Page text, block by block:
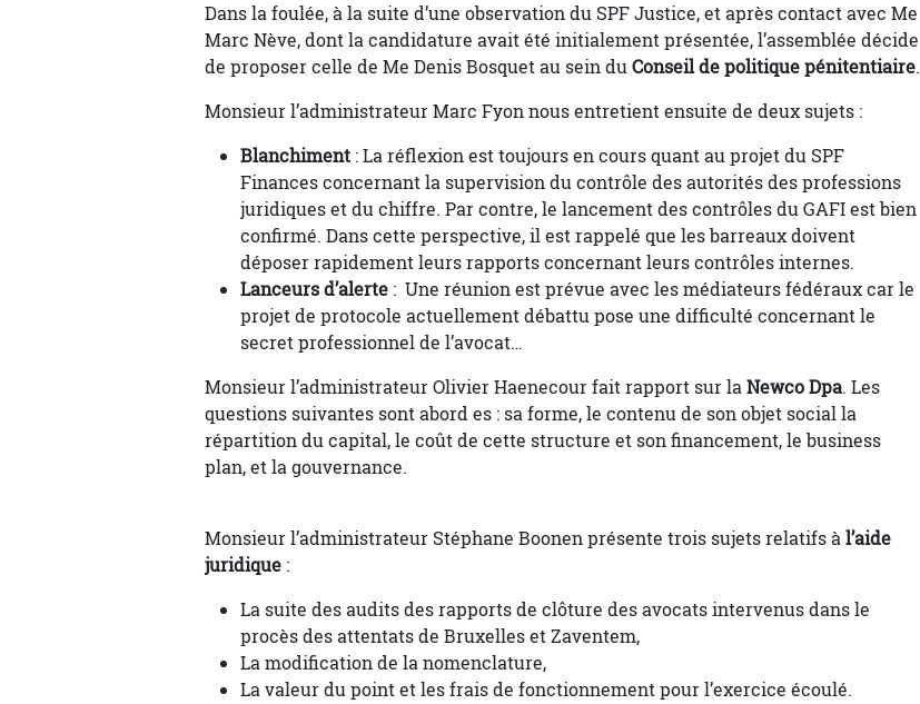
Dans la foulée, à la suite d’une observation du SPF Justice, et après contact avec Me
Marc Nève, dont la candidature avait été initialement présentée, l’assemblée décide
de proposer celle de Me Denis Bosquet au sein duConseil de politique pénitentiaire.
Monsieur l’administrateur Marc Fyon nous entretient ensuite de deux sujets :
Blanchiment : La réflexion est toujours en cours quant au projet du SPF
Finances concernant la supervision du contrôle des autorités des professions
juridiques et du chiffre. Par contre, le lancement des contrôles du GAFI est bien
confirmé. Dans cette perspective, il est rappelé que les barreaux doivent
déposer rapidement leurs rapports concernant leurs contrôles internes.
Lanceurs d’alerte : Une réunion est prévue avec les médiateurs fédéraux car le
projet de protocole actuellement débattu pose une difficulté concernant le
secret professionnel de l’avocat…
Monsieur l’administrateur Olivier Haenecour fait rapport sur laNewco Dpa. Les
questions suivantes sont abord es : sa forme, le contenu de son objet social la
répartition du capital, le coût de cette structure et son financement, le business
plan, et la gouvernance.
Monsieur l’administrateur Stéphane Boonen présente trois sujets relatifs àl’aide
juridique :
La suite des audits des rapports de clôture des avocats intervenus dans le
procès des attentats de Bruxelles et Zaventem,
La modification de la nomenclature,
La valeur du point et les frais de fonctionnement pour l’exercice écoulé.